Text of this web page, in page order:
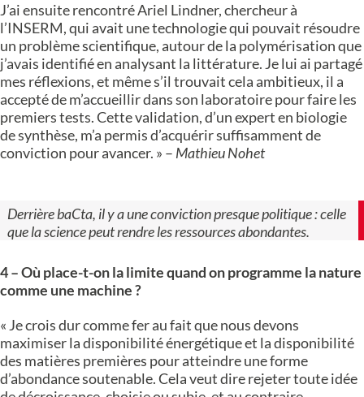
J’ai ensuite rencontré Ariel Lindner, chercheur à
l’INSERM, qui avait une technologie qui pouvait résoudre
un problème scientifique, autour de la polymérisation que
j’avais identifié en analysant la littérature. Je lui ai partagé
mes réflexions, et même s’il trouvait cela ambitieux, il a
accepté de m’accueillir dans son laboratoire pour faire les
premiers tests. Cette validation, d’un expert en biologie
de synthèse, m’a permis d’acquérir suffisamment de
conviction pour avancer. » – Mathieu Nohet
Derrière baCta, il y a une conviction presque politique : celle
que la science peut rendre les ressources abondantes.
4 – Où place-t-on la limite quand on programme la nature
comme une machine ?
« Je crois dur comme fer au fait que nous devons
maximiser la disponibilité énergétique et la disponibilité
des matières premières pour atteindre une forme
d’abondance soutenable. Cela veut dire rejeter toute idée